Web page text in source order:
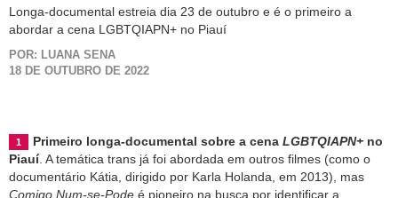
Longa-documental estreia dia 23 de outubro e é o primeiro a
abordar a cena LGBTQIAPN+ no Piauí
POR: LUANA SENA
18 DE OUTUBRO DE 2022
Primeiro longa-documental sobre a cena LGBTQIAPN+ no
Piauí. A temática trans já foi abordada em outros filmes (como o
documentário Kátia, dirigido por Karla Holanda, em 2013), mas
Comigo Num-se-Pode é pioneiro na busca por identificar a